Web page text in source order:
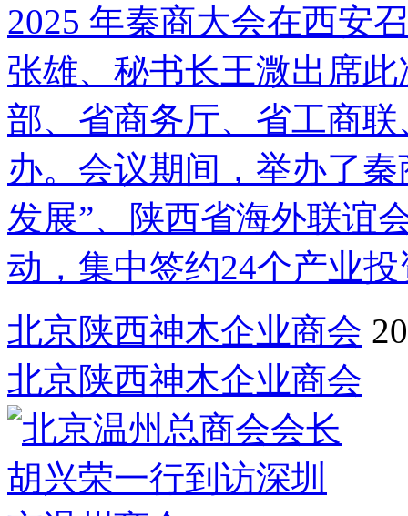
2025 年秦商大会在西安
张雄、秘书长王溦出席
部、省商务厅、省工商
办。会议期间，举办了
发展”、陕西省海外联谊
动，集中签约24个产业
北京陕西神木企业商会
北京陕西神木企业商会